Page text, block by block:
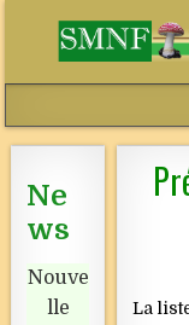
La
Ne
ws
Nouve
lle